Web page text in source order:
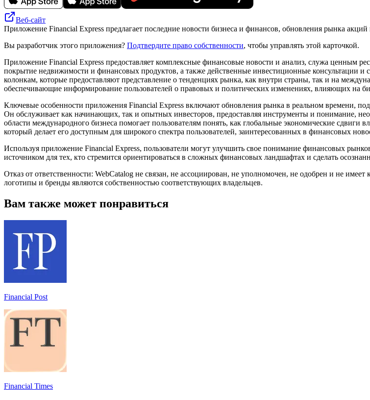
Веб-сайт
Приложение Financial Express предлагает последние новости бизнеса и финансов, обновления рынка
Вы разработчик этого приложения? Подтвердите право собственности, чтобы управлять этой карточкой.
Приложение Financial Express предоставляет комплексные финансовые новости и анализ, служа ценным
покрытие недвижимости и финансовых продуктов, а также действенные инвестиционные консультации и
колонкам, которые предоставляют представление о тенденциях рынка, как внутри страны, так и на
обеспечивающие информирование пользователей о правовых и политических изменениях, влияющих на
Ключевые особенности приложения Financial Express включают обновления рынка в реальном времени,
Он обслуживает как начинающих, так и опытных инвесторов, предоставляя инструменты и понимание,
области международного бизнеса помогает пользователям понять, как глобальные экономические
который делает его доступным для широкого спектра пользователей, заинтересованных в финансовых
Используя приложение Financial Express, пользователи могут улучшить свое понимание финансовых
источником для тех, кто стремится ориентироваться в сложных финансовых ландшафтах и ​​сделать
Отказ от ответственности: WebCatalog не связан, не ассоциирован, не уполномочен, не одобрен и не
логотипы и бренды являются собственностью соответствующих владельцев.
Вам также может понравиться
Financial Post
Financial Times